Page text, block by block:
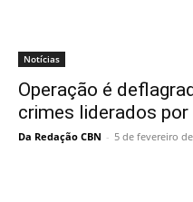
Notícias
Operação é
crimes liderados
Da Redação CBN - 5 de fevereiro de